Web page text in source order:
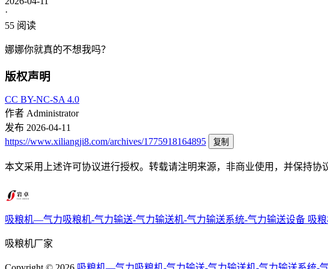
·
55 阅读
娜娜你就真的不想我吗？
版权声明
CC BY-NC-SA 4.0
作者 Administrator
发布 2026-04-11
https://www.xiliangji8.com/archives/1775918164895
复制
本文采用上述许可协议进行授权。转载请注明来源，非商业使用，并保持协
吸粮机—气力吸粮机-气力输送-气力输送机-气力输送系统-气力输送设备 吸
吸粮机厂家